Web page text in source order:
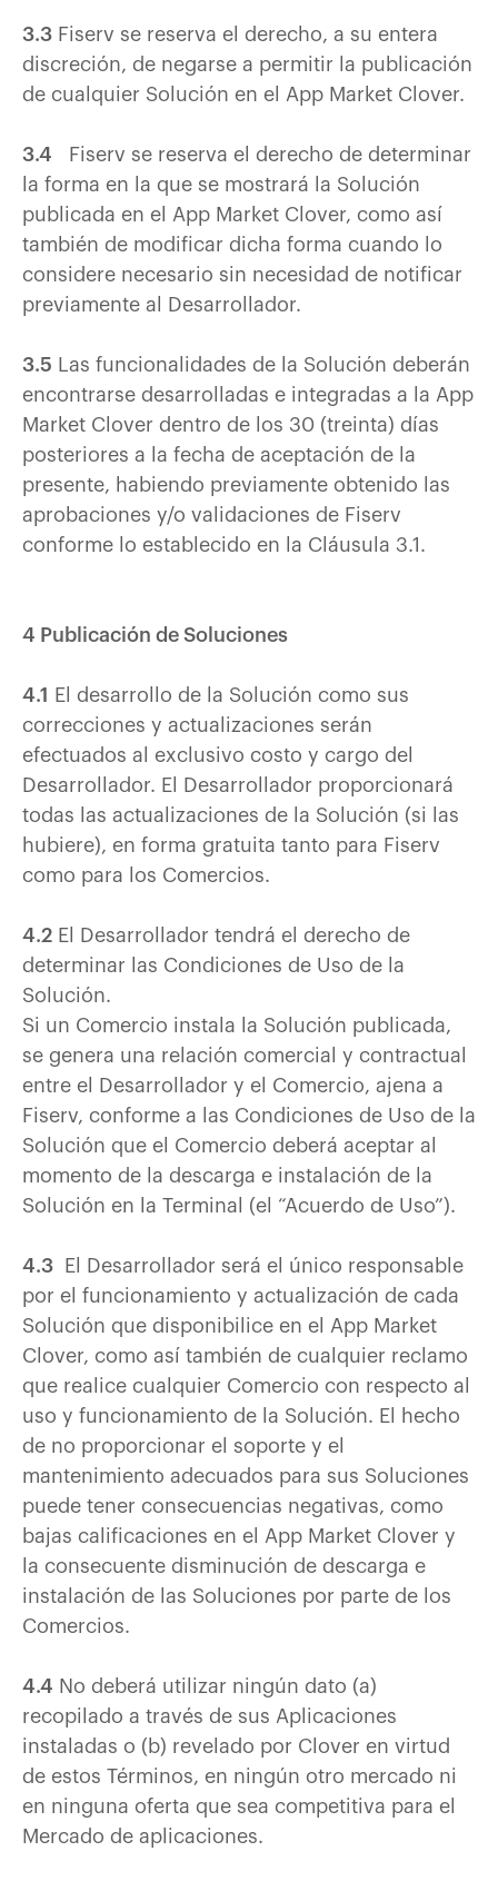
3.3 Fiserv se reserva el derecho, a su entera
discreción, de negarse a permitir la publicación
de cualquier Solución en el App Market Clover.
3.4
Fiserv se reserva el derecho de determinar
la forma en la que se mostrará la Solución
publicada en el App Market Clover, como así
también de modificar dicha forma cuando lo
considere necesario sin necesidad de notificar
previamente al Desarrollador.
3.5 Las funcionalidades de la Solución deberán
encontrarse desarrolladas e integradas a la App
Market Clover dentro de los 30 (treinta) días
posteriores a la fecha de aceptación de la
presente, habiendo previamente obtenido las
aprobaciones y/o validaciones de Fiserv
conforme lo establecido en la Cláusula 3.1.
4 Publicación de Soluciones
4.1
El desarrollo de la Solución como sus
correcciones y actualizaciones serán
efectuados al exclusivo costo y cargo del
Desarrollador. El Desarrollador proporcionará
todas las actualizaciones de la Solución (si las
hubiere), en forma gratuita tanto para Fiserv
como para los Comercios.
4.2 El Desarrollador tendrá el derecho de
determinar las Condiciones de Uso de la
Solución.
Si un Comercio instala la Solución publicada,
se genera una relación comercial y contractual
entre el Desarrollador y el Comercio, ajena a
Fiserv, conforme a las Condiciones de Uso de la
Solución que el Comercio deberá aceptar al
momento de la descarga e instalación de la
Solución en la Terminal (el “Acuerdo de Uso”).
4.3 El Desarrollador será el único responsable
por el funcionamiento y actualización de cada
Solución que disponibilice en el App Market
Clover, como así también de cualquier reclamo
que realice cualquier Comercio con respecto al
uso y funcionamiento de la Solución. El hecho
de no proporcionar el soporte y el
mantenimiento adecuados para sus Soluciones
puede tener consecuencias negativas, como
bajas calificaciones en el App Market Clover y
la consecuente disminución de descarga e
instalación de las Soluciones por parte de los
Comercios.
4.4 No deberá utilizar ningún dato (a)
recopilado a través de sus Aplicaciones
instaladas o (b) revelado por Clover en virtud
de estos Términos, en ningún otro mercado ni
en ninguna oferta que sea competitiva para el
Mercado de aplicaciones.